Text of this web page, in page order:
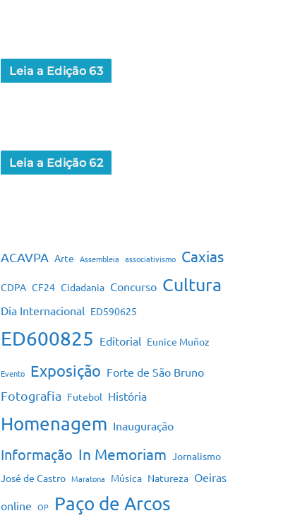
Leia a Edição 63
Leia a Edição 62
ACAVPA Arte Assembleia associativismo Caxias
CDPA CF24 Cidadania Concurso Cultura
Dia Internacional ED590625
ED600825 Editorial Eunice Muñoz
Evento Exposição Forte de São Bruno
Fotografia Futebol História
Homenagem Inauguração
Informação In Memoriam
Jornalismo
José de Castro Maratona Música Natureza Oeiras
online OP Paço de Arcos